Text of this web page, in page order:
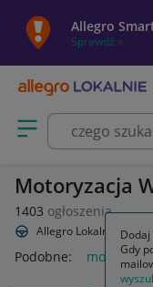
Allegro
Sprawdź »
Otwórz menu z
Motoryzacja
1403 ogłoszenia
Allegro Lokalnie
Podobne:
Gdy